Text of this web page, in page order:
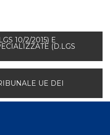
10/2/2015) E
(D.LGS
UE DEI